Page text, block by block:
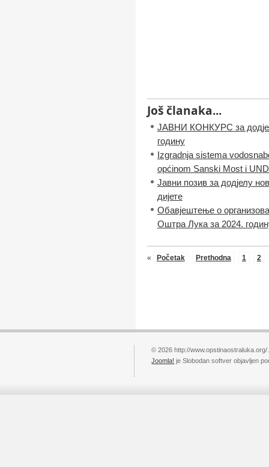
Još članaka...
ЈАВНИ КОНКУРС за
годину
Izgradnja sistema
općinom Sanski Most i
Јавни позив за додјелу
дијете
Обавјештење о
Оштра Лука за 2024.
« Početak Prethodna 1 2
© 2026 http://
Joomla! je Slobodan softver objavljen